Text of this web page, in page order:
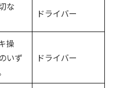
な
ドライバー
操
いず
ドライバー